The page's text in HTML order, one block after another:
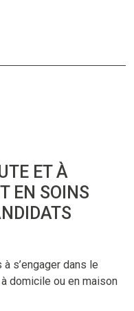
ET À
EN SOINS
s’engager dans le
domicile ou en maison